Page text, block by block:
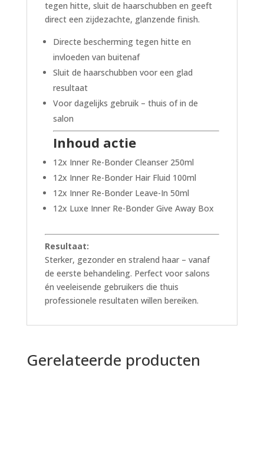
tegen hitte, sluit de haarschubben en geeft
direct een zijdezachte, glanzende finish.
Directe bescherming tegen hitte en
invloeden van buitenaf
Sluit de haarschubben voor een glad
resultaat
Voor dagelijks gebruik – thuis of in de
salon
Inhoud actie
12x Inner Re-Bonder Cleanser 250ml
12x Inner Re-Bonder Hair Fluid 100ml
12x Inner Re-Bonder Leave-In 50ml
12x Luxe Inner Re-Bonder Give Away Box
Resultaat:
Sterker, gezonder en stralend haar – vanaf
de eerste behandeling. Perfect voor salons
én veeleisende gebruikers die thuis
professionele resultaten willen bereiken.
Gerelateerde producten